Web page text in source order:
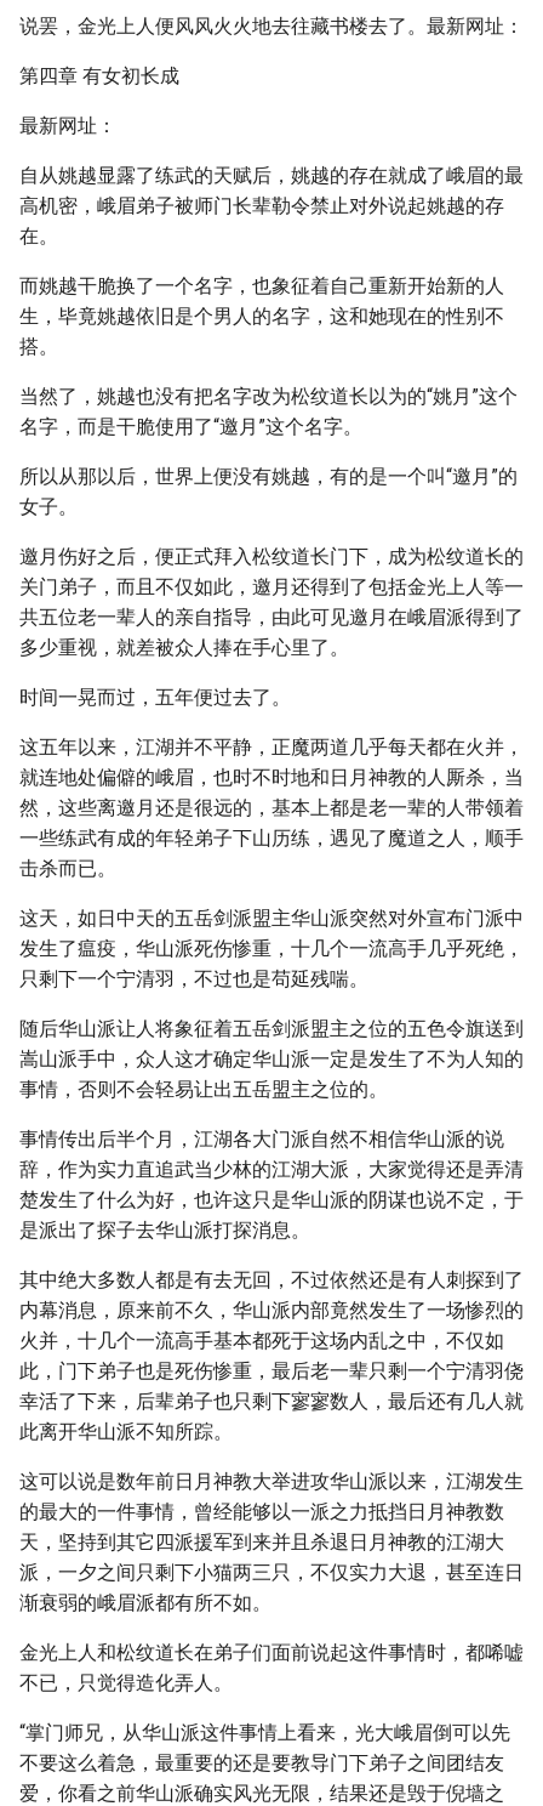
说罢，金光上人便风风火火地去往藏书楼去了。最新网址：
第四章 有女初长成
最新网址：
自从姚越显露了练武的天赋后，姚越的存在就成了峨眉的最
高机密，峨眉弟子被师门长辈勒令禁止对外说起姚越的存
在。
而姚越干脆换了一个名字，也象征着自己重新开始新的人
生，毕竟姚越依旧是个男人的名字，这和她现在的性别不
搭。
当然了，姚越也没有把名字改为松纹道长以为的“姚月”这个
名字，而是干脆使用了“邀月”这个名字。
所以从那以后，世界上便没有姚越，有的是一个叫“邀月”的
女子。
邀月伤好之后，便正式拜入松纹道长门下，成为松纹道长的
关门弟子，而且不仅如此，邀月还得到了包括金光上人等一
共五位老一辈人的亲自指导，由此可见邀月在峨眉派得到了
多少重视，就差被众人捧在手心里了。
时间一晃而过，五年便过去了。
这五年以来，江湖并不平静，正魔两道几乎每天都在火并，
就连地处偏僻的峨眉，也时不时地和日月神教的人厮杀，当
然，这些离邀月还是很远的，基本上都是老一辈的人带领着
一些练武有成的年轻弟子下山历练，遇见了魔道之人，顺手
击杀而已。
这天，如日中天的五岳剑派盟主华山派突然对外宣布门派中
发生了瘟疫，华山派死伤惨重，十几个一流高手几乎死绝，
只剩下一个宁清羽，不过也是苟延残喘。
随后华山派让人将象征着五岳剑派盟主之位的五色令旗送到
嵩山派手中，众人这才确定华山派一定是发生了不为人知的
事情，否则不会轻易让出五岳盟主之位的。
事情传出后半个月，江湖各大门派自然不相信华山派的说
辞，作为实力直追武当少林的江湖大派，大家觉得还是弄清
楚发生了什么为好，也许这只是华山派的阴谋也说不定，于
是派出了探子去华山派打探消息。
其中绝大多数人都是有去无回，不过依然还是有人刺探到了
内幕消息，原来前不久，华山派内部竟然发生了一场惨烈的
火并，十几个一流高手基本都死于这场内乱之中，不仅如
此，门下弟子也是死伤惨重，最后老一辈只剩一个宁清羽侥
幸活了下来，后辈弟子也只剩下寥寥数人，最后还有几人就
此离开华山派不知所踪。
这可以说是数年前日月神教大举进攻华山派以来，江湖发生
的最大的一件事情，曾经能够以一派之力抵挡日月神教数
天，坚持到其它四派援军到来并且杀退日月神教的江湖大
派，一夕之间只剩下小猫两三只，不仅实力大退，甚至连日
渐衰弱的峨眉派都有所不如。
金光上人和松纹道长在弟子们面前说起这件事情时，都唏嘘
不已，只觉得造化弄人。
“掌门师兄，从华山派这件事情上看来，光大峨眉倒可以先
不要这么着急，最重要的还是要教导门下弟子之间团结友
爱，你看之前华山派确实风光无限，结果还是毁于倪墙之